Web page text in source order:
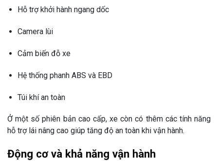
Hỗ trợ khởi hành ngang dốc
Camera lùi
Cảm biến đỗ xe
Hệ thống phanh ABS và EBD
Túi khí an toàn
Ở một số phiên bản cao cấp, xe còn có thêm các tính năng
hỗ trợ lái nâng cao giúp tăng độ an toàn khi vận hành.
Động cơ và khả năng vận hành